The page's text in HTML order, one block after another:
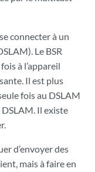
connecter à un
Le BSR
à l’appareil
Il est plus
fois au DSLAM
Il existe
d’envoyer des
mais à faire en